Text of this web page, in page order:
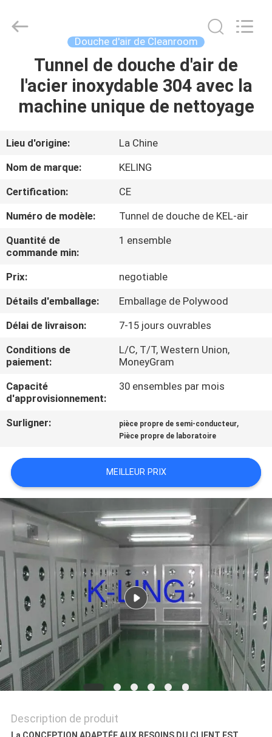
MAISON
PRODUITS
À
DE
NOUS
VISITE
DE
L'USINE
CONTRÔLE
DE
LA
QUALITÉ
NOUS
CONTACTER
NOUVELLES
LES
AFFAIRES
PLAN
DU
SITE
DE
Technology
Company.
Douche d'air de Cleanroom
Tunnel de douche d'air de
l'acier inoxydable 304 avec la
machine unique de nettoyage
Lieu d'origine:
La Chine
Nom de marque:
KELING
Certification:
CE
Numéro de modèle:
Tunnel de douche de KEL-air
Quantité de
commande min:
1 ensemble
Prix:
negotiable
Détails d'emballage:
Emballage de Polywood
Délai de livraison:
7-15 jours ouvrables
Conditions de
paiement:
L/C, T/T, Western Union,
MoneyGram
Capacité
d'approvisionnement:
30 ensembles par mois
Surligner: pièce propre de semi-conducteur,
Pièce propre de laboratoire
MEILLEUR PRIX
Description de produit